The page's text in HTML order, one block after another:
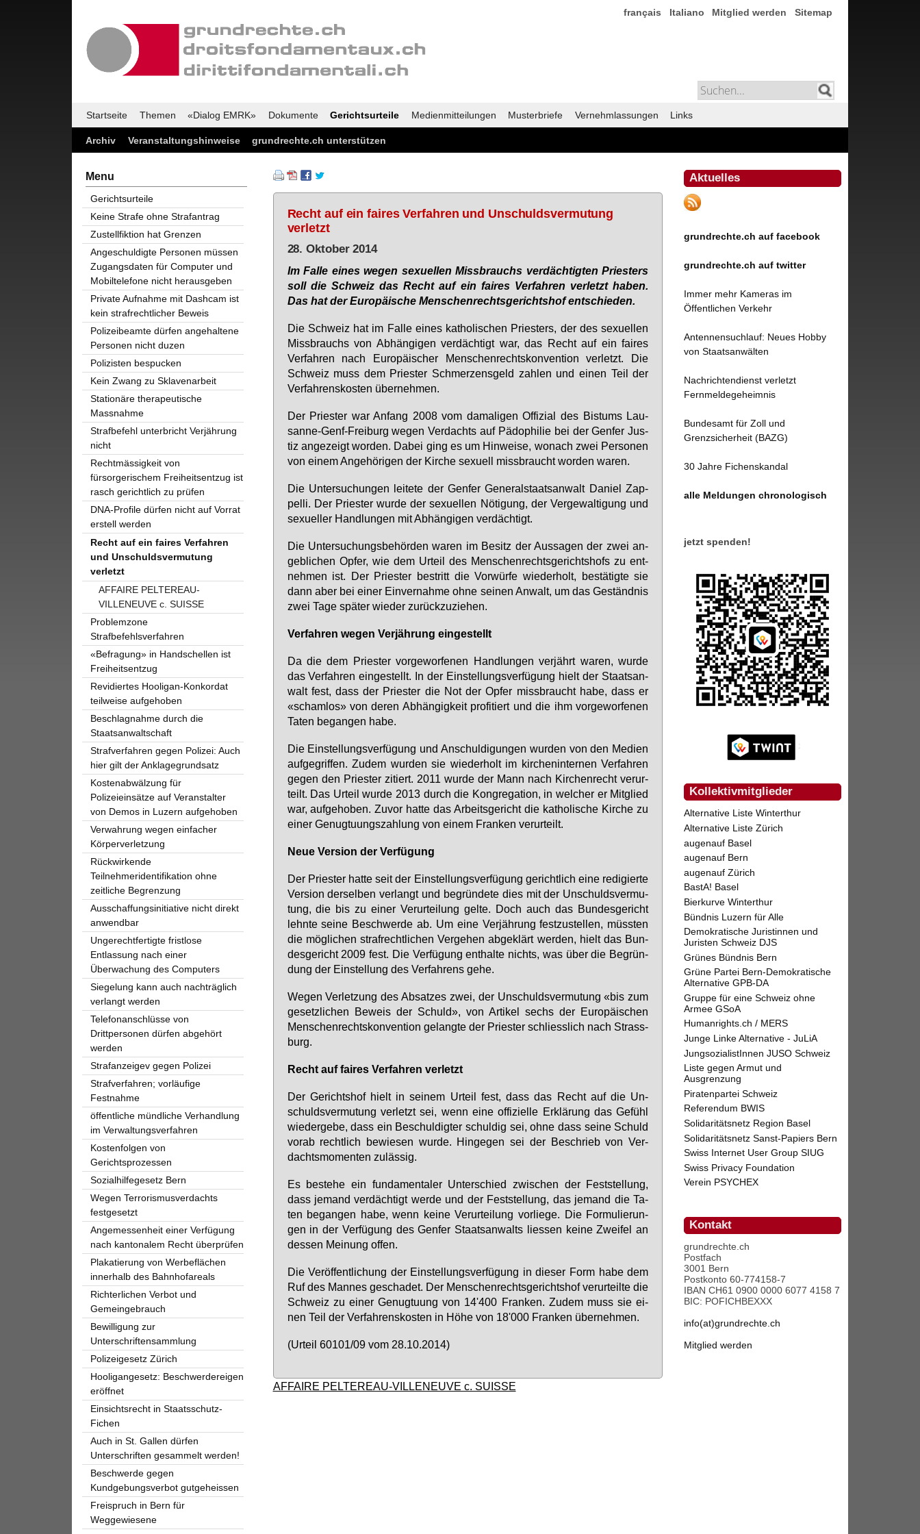
français Italiano Mitglied werden Sitemap
Startseite Themen «Dialog EMRK» Dokumente Gerichtsurteile Medienmitteilungen Musterbriefe Vernehmlassungen Links
Archiv Veranstaltungshinweise grundrechte.ch unterstützen
Recht auf ein faires Verfahren und Unschuldsvermutung
verletzt
28. Oktober 2014
Im Fal­le ei­nes we­gen se­xu­el­len Miss­brauchs ver­däch­tig­ten Pries­ters
soll die Schweiz das Recht auf ein fai­res Ver­fah­ren ver­letzt ha­ben.
Das hat der Eu­ro­päi­sche Men­schen­rechts­ge­richts­hof ent­schie­den.
Die Schweiz hat im Fal­le ei­nes ka­tho­li­schen Pries­ters, der des se­xu­el­len
Miss­brauchs von Ab­hän­gi­gen ver­däch­tigt war, das Recht auf ein fai­res
Ver­fah­ren nach Eu­ro­päi­scher Men­schen­rechts­kon­ven­ti­on ver­letzt. Die
Schweiz muss dem Pries­ter Schmer­zens­geld zah­len und ei­nen Teil der
Ver­fah­rens­kos­ten über­neh­men.
Der Pries­ter war An­fang 2008 vom da­ma­li­gen Of­fi­zi­al des Bis­tums Lau­
sanne-Genf-Frei­burg we­gen Ver­dachts auf Pä­do­phi­lie bei der Gen­fer Jus­
tiz an­ge­zeigt wor­den. Da­bei ging es um Hin­wei­se, wo­nach zwei Per­so­nen
von ei­nem An­ge­hö­ri­gen der Kir­che se­xu­ell miss­braucht wor­den wa­ren.
Die Un­ter­su­chun­gen lei­te­te der Gen­fer Ge­ne­ral­staats­an­walt Da­ni­el Zap­
pel­li. Der Pries­ter wur­de der se­xu­el­len Nö­ti­gung, der Ver­ge­wal­ti­gung und
se­xu­el­ler Hand­lun­gen mit Ab­hän­gi­gen ver­däch­tigt.
Die Un­ter­su­chungs­be­hör­den wa­ren im Be­sitz der Aus­sa­gen der zwei an­
geb­li­chen Op­fer, wie dem Ur­teil des Men­schen­rechts­ge­richts­hofs zu ent­
neh­men ist. Der Pries­ter be­stritt die Vor­wür­fe wie­der­holt, be­stä­tig­te sie
dann aber bei ei­ner Ein­ver­nah­me oh­ne sei­nen An­walt, um das Ge­ständ­nis
zwei Ta­ge spä­ter wie­der zu­rück­zu­zie­hen.
Ver­fah­ren we­gen Ver­jäh­rung ein­ge­stellt
Da die dem Pries­ter vor­ge­wor­fe­nen Hand­lun­gen ver­jährt wa­ren, wur­de
das Ver­fah­ren ein­ge­stellt. In der Ein­stel­lungs­ver­fü­gung hielt der Staats­an­
walt fest, dass der Pries­ter die Not der Op­fer miss­braucht ha­be, dass er
«scham­los» von de­ren Ab­hän­gig­keit pro­fi­tiert und die ihm vor­ge­wor­fe­nen
Ta­ten be­gan­gen ha­be.
Die Ein­stel­lungs­ver­fü­gung und An­schul­di­gun­gen wur­den von den Me­di­en
auf­ge­grif­fen. Zu­dem wur­den sie wie­der­holt im kir­chen­in­ter­nen Ver­fah­ren
ge­gen den Pries­ter zi­tiert. 2011 wur­de der Mann nach Kir­chen­recht ver­ur­
teilt. Das Ur­teil wur­de 2013 durch die Kon­gre­ga­ti­on, in wel­cher er Mit­glied
war, auf­ge­ho­ben. Zu­vor hat­te das Ar­beits­ge­richt die ka­tho­li­sche Kir­che zu
ei­ner Ge­nug­tu­ungs­zah­lung von ei­nem Fran­ken ver­ur­teilt.
Neue Ver­si­on der Ver­fü­gung
Der Pries­ter hat­te seit der Ein­stel­lungs­ver­fü­gung ge­richt­lich ei­ne re­di­gier­te
Ver­si­on der­sel­ben ver­langt und be­grün­de­te dies mit der Un­schulds­ver­mu­
tung, die bis zu ei­ner Ver­ur­tei­lung gel­te. Doch auch das Bun­des­ge­richt
lehn­te sei­ne Be­schwer­de ab. Um ei­ne Ver­jäh­rung fest­zu­stel­len, müss­ten
die mög­li­chen straf­recht­li­chen Ver­ge­hen ab­ge­klärt wer­den, hielt das Bun­
des­ge­richt 2009 fest. Die Ver­fü­gung ent­hal­te nichts, was über die Be­grün­
dung der Ein­stel­lung des Ver­fah­rens ge­he.
We­gen Ver­let­zung des Ab­sat­zes zwei, der Un­schulds­ver­mu­tung «bis zum
ge­setz­li­chen Be­weis der Schuld», von Ar­ti­kel sechs der Eu­ro­päi­schen
Men­schen­rechts­kon­ven­ti­on ge­lang­te der Pries­ter schliess­lich nach Strass­
burg.
Recht auf fai­res Ver­fah­ren ver­letzt
Der Ge­richts­hof hielt in sei­nem Ur­teil fest, dass das Recht auf die Un­
schulds­ver­mu­tung ver­letzt sei, wenn ei­ne of­fi­zi­el­le Er­klä­rung das Ge­fühl
wie­der­ge­be, dass ein Be­schul­dig­ter schul­dig sei, oh­ne dass sei­ne Schuld
vor­ab recht­lich be­wie­sen wur­de. Hin­ge­gen sei der Be­schrieb von Ver­
dachts­mo­men­ten zu­läs­sig.
Es be­ste­he ein fun­da­men­ta­ler Un­ter­schied zwi­schen der Fest­stel­lung,
dass je­mand ver­däch­tigt wer­de und der Fest­stel­lung, das je­mand die Ta­
ten be­gan­gen ha­be, wenn kei­ne Ver­ur­tei­lung vor­lie­ge. Die For­mu­lie­run­
gen in der Ver­fü­gung des Gen­fer Staats­an­walts lies­sen kei­ne Zwei­fel an
des­sen Mei­nung of­fen.
Die Ver­öf­fent­li­chung der Ein­stel­lungs­ver­fü­gung in die­ser Form ha­be dem
Ruf des Man­nes ge­scha­det. Der Men­schen­rechts­ge­richts­hof ver­ur­teil­te die
Schweiz zu ei­ner Ge­nug­tu­ung von 14'400 Fran­ken. Zu­dem muss sie ei­
nen Teil der Ver­fah­rens­kos­ten in Hö­he von 18'000 Fran­ken über­neh­men.
(Ur­teil 60101/09 vom 28.10.2014)
AFFAIRE PELTEREAU-VILLENEUVE c. SUISSE
Aktuelles
grundrechte.ch auf facebook
grundrechte.ch auf twitter
Immer mehr Kameras im
Öffentlichen Verkehr
Antennensuchlauf: Neues Hobby
von Staatsanwälten
Nachrichtendienst verletzt
Fernmeldegeheimnis
Bundesamt für Zoll und
Grenzsicherheit (BAZG)
30 Jahre Fichenskandal
alle Meldungen chronologisch
jetzt spenden!
Kollektivmitglieder
Alternative Liste Winterthur
Alternative Liste Zürich
augenauf Basel
augenauf Bern
augenauf Zürich
BastA! Basel
Bierkurve Winterthur
Bündnis Luzern für Alle
Demokratische Juristinnen und
Juristen Schweiz DJS
Grünes Bündnis Bern
Grüne Partei Bern-Demokratische
Alternative GPB-DA
Gruppe für eine Schweiz ohne
Armee GSoA
Humanrights.ch / MERS
Junge Linke Alternative - JuLiA
JungsozialistInnen JUSO Schweiz
Liste gegen Armut und
Ausgrenzung
Piratenpartei Schweiz
Referendum BWIS
Solidaritätsnetz Region Basel
Solidaritätsnetz Sanst-Papiers Bern
Swiss Internet User Group SIUG
Swiss Privacy Foundation
Verein PSYCHEX
Kontakt
grundrechte.ch
Postfach
3001 Bern
Postkonto 60-774158-7
IBAN CH61 0900 0000 6077 4158 7
BIC: POFICHBEXXX
info(at)grundrechte.ch
Mitglied werden
Menu
Gerichtsurteile
Keine Strafe ohne Strafantrag
Zustellfiktion hat Grenzen
Angeschuldigte Personen müssen
Zugangsdaten für Computer und
Mobiltelefone nicht herausgeben
Private Aufnahme mit Dashcam ist
kein strafrechtlicher Beweis
Polizeibeamte dürfen angehaltene
Personen nicht duzen
Polizisten bespucken
Kein Zwang zu Sklavenarbeit
Stationäre therapeutische
Massnahme
Strafbefehl unterbricht Verjährung
nicht
Rechtmässigkeit von
fürsorgerischem Freiheitsentzug ist
rasch gerichtlich zu prüfen
DNA-Profile dürfen nicht auf Vorrat
erstell werden
Recht auf ein faires Verfahren
und Unschuldsvermutung
verletzt
AFFAIRE PELTEREAU-
VILLENEUVE c. SUISSE
Problemzone
Strafbefehlsverfahren
«Befragung» in Handschellen ist
Freiheitsentzug
Revidiertes Hooligan-Konkordat
teilweise aufgehoben
Beschlagnahme durch die
Staatsanwaltschaft
Strafverfahren gegen Polizei: Auch
hier gilt der Anklagegrundsatz
Kostenabwälzung für
Polizeieinsätze auf Veranstalter
von Demos in Luzern aufgehoben
Verwahrung wegen einfacher
Körperverletzung
Rückwirkende
Teilnehmeridentifikation ohne
zeitliche Begrenzung
Ausschaffungsinitiative nicht direkt
anwendbar
Ungerechtfertigte fristlose
Entlassung nach einer
Überwachung des Computers
Siegelung kann auch nachträglich
verlangt werden
Telefonanschlüsse von
Drittpersonen dürfen abgehört
werden
Strafanzeigev gegen Polizei
Strafverfahren; vorläufige
Festnahme
öffentliche mündliche Verhandlung
im Verwaltungsverfahren
Kostenfolgen von
Gerichtsprozessen
Sozialhilfegesetz Bern
Wegen Terrorismusverdachts
festgesetzt
Angemessenheit einer Verfügung
nach kantonalem Recht überprüfen
Plakatierung von Werbeflächen
innerhalb des Bahnhofareals
Richterlichen Verbot und
Gemeingebrauch
Bewilligung zur
Unterschriftensammlung
Polizeigesetz Zürich
Hooligangesetz: Beschwerdereigen
eröffnet
Einsichtsrecht in Staatsschutz-
Fichen
Auch in St. Gallen dürfen
Unterschriften gesammelt werden!
Beschwerde gegen
Kundgebungsverbot gutgeheissen
Freispruch in Bern für
Weggewiesene